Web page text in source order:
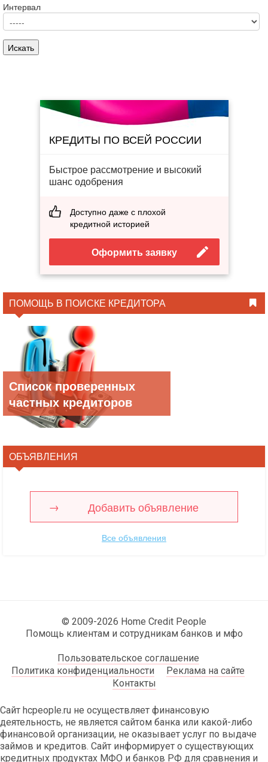
Интервал
КРЕДИТЫ ПО ВСЕЙ РОССИИ
Быстрое рассмотрение и высокий
шанс одобрения
Доступно даже с плохой
кредитной историей
Оформить заявку
ПОМОЩЬ В ПОИСКЕ КРЕДИТОРА
Список проверенных
частных кредиторов
ОБЪЯВЛЕНИЯ
Добавить объявление
Все объявления
© 2009-2026 Home Credit People
Помощь клиентам и сотрудникам банков и мфо
Пользовательское соглашение
Политика конфиденциальности
Реклама на сайте
Контакты
Сайт hcpeople.ru не осуществляет финансовую
деятельность, не является сайтом банка или какой-либо
финансовой организации, не оказывает услуг по выдаче
займов и кредитов. Сайт информирует о существующих
кредитных продуктах МФО и банков РФ для сравнения и